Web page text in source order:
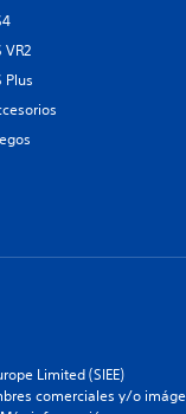
VR2
Plus
Limited (SIEE)
comerciales y/o